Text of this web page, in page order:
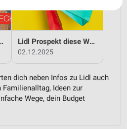
- mit Lidl! Lidl Prospekt diese Woche
02.12.2025
dich neben Infos zu Lidl auch
Ideen zur
Wege, dein Budget
Anbieter)
Zwecke:
zur Auswahl von